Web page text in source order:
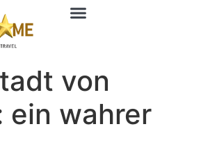
von
ein wahrer